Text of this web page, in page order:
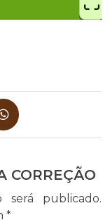
CORREÇÃO
publicado.
*